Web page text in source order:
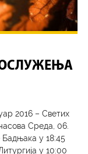
2016 – Светих
Среда, 06.
Бадњака у 18:45
у 10:00